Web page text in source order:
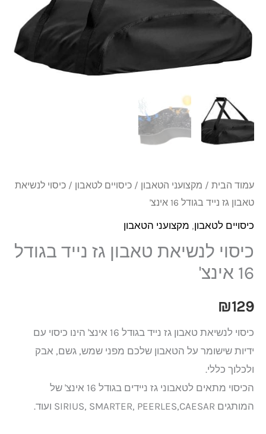
עמוד הבית / מקצועני הטאבון / כיסויים לטאבון / כיסוי לנשיאת
טאבון גז נייד בגודל 16 אינצ'
כיסויים לטאבון, מקצועני הטאבון
כיסוי לנשיאת טאבון גז נייד בגודל
16 אינצ'
₪129
כיסוי לנשיאת טאבון גז נייד בגודל 16 אינצ' הינו כיסוי עם
ידיות שישומר על הטאבון שלכם מפני שמש, גשם, אבק
ולכלוך כללי.
הכיסוי מתאים לטאבוני גז ניידים בגודל 16 אינצ' של
המותגים SIRIUS, SMARTER, PEERLES,CAESAR ועוד.
נייד
בגודל